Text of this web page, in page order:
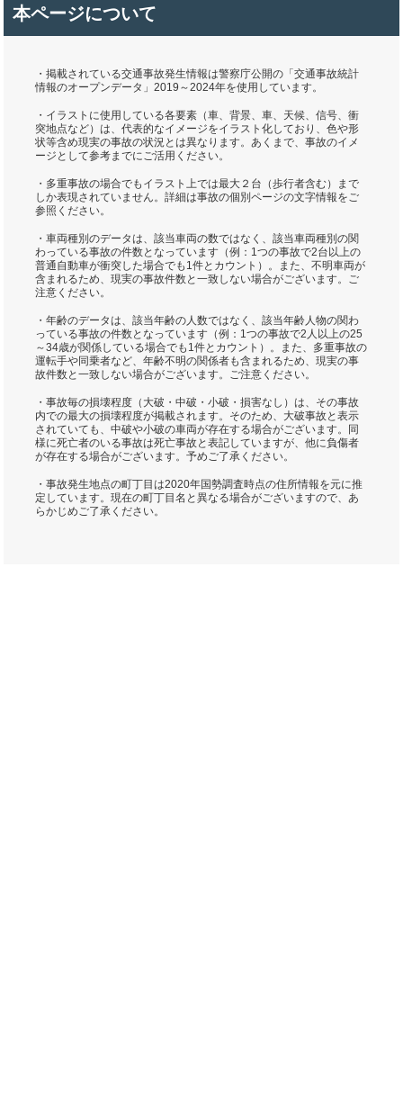
本ページについて
・掲載されている交通事故発生情報は警察庁公開の「交通事故統計
情報のオープンデータ」2019～2024年を使用しています。
・イラストに使用している各要素（車、背景、車、天候、信号、衝
突地点など）は、代表的なイメージをイラスト化しており、色や形
状等含め現実の事故の状況とは異なります。あくまで、事故のイメ
ージとして参考までにご活用ください。
・多重事故の場合でもイラスト上では最大２台（歩行者含む）まで
しか表現されていません。詳細は事故の個別ページの文字情報をご
参照ください。
・車両種別のデータは、該当車両の数ではなく、該当車両種別の関
わっている事故の件数となっています（例：1つの事故で2台以上の
普通自動車が衝突した場合でも1件とカウント）。また、不明車両が
含まれるため、現実の事故件数と一致しない場合がございます。ご
注意ください。
・年齢のデータは、該当年齢の人数ではなく、該当年齢人物の関わ
っている事故の件数となっています（例：1つの事故で2人以上の25
～34歳が関係している場合でも1件とカウント）。また、多重事故の
運転手や同乗者など、年齢不明の関係者も含まれるため、現実の事
故件数と一致しない場合がございます。ご注意ください。
・事故毎の損壊程度（大破・中破・小破・損害なし）は、その事故
内での最大の損壊程度が掲載されます。そのため、大破事故と表示
されていても、中破や小破の車両が存在する場合がございます。同
様に死亡者のいる事故は死亡事故と表記していますが、他に負傷者
が存在する場合がございます。予めご了承ください。
・事故発生地点の町丁目は2020年国勢調査時点の住所情報を元に推
定しています。現在の町丁目名と異なる場合がございますので、あ
らかじめご了承ください。